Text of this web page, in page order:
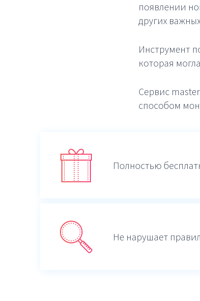
появлении
других
Инструмент
которая
Сервис
способом
Полностью
Не нарушает